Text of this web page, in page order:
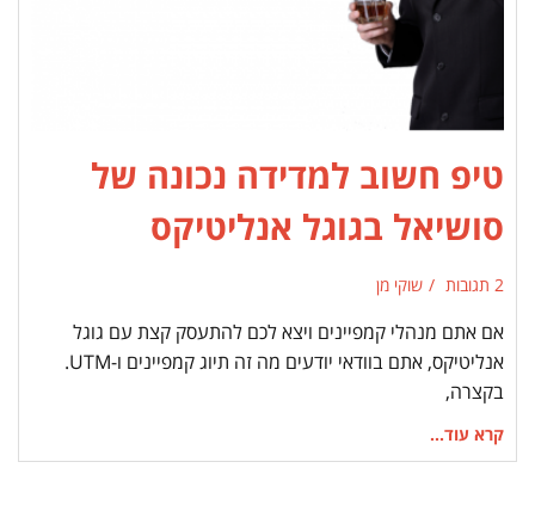
טיפ חשוב למדידה נכונה של
סושיאל בגוגל אנליטיקס
2 תגובות שוקי מן
אם אתם מנהלי קמפיינים ויצא לכם להתעסק קצת עם גוגל
אנליטיקס, אתם בוודאי יודעים מה זה תיוג קמפיינים ו-UTM.
בקצרה,
קרא עוד...